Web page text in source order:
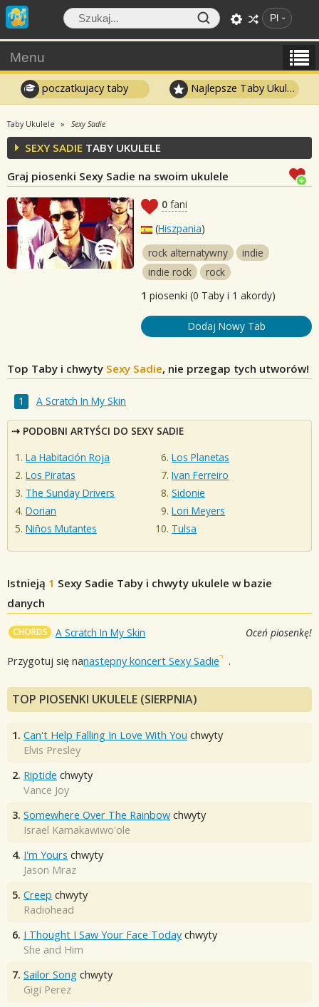
Pl
Menu
poczatkujacy taby Najlepsze Taby Ukulele
Taby Ukulele Sexy Sadie
SEXY SADIE TABY UKULELE
Graj piosenki Sexy Sadie na swoim ukulele
0 fani
(Hiszpania)
rock alternatywny
indie
indie rock
rock
1 piosenki (0 Taby i 1 akordy)
Dodaj Nowy Tab
Top Taby i chwyty Sexy Sadie, nie przegap tych utworów!
A Scratch In My Skin
PODOBNI ARTYŚCI DO SEXY SADIE
La Habitación Roja
Los Piratas
The Sunday Drivers
Dorian
Niños Mutantes
Los Planetas
Ivan Ferreiro
Sidonie
Lori Meyers
Tulsa
Istnieją 1 Sexy Sadie Taby i chwyty ukulele w bazie
danych
CHORDS A Scratch In My Skin Oceń piosenkę!
Przygotuj się nanastępny koncert Sexy Sadie .
TOP PIOSENKI UKULELE (SIERPNIA)
1. Can't Help Falling In Love With You chwyty
Elvis Presley
2. Riptide chwyty
Vance Joy
3. Somewhere Over The Rainbow chwyty
Israel Kamakawiwo'ole
4. I'm Yours chwyty
Jason Mraz
5. Creep chwyty
Radiohead
6. I Thought I Saw Your Face Today chwyty
She and Him
7. Sailor Song chwyty
Gigi Perez